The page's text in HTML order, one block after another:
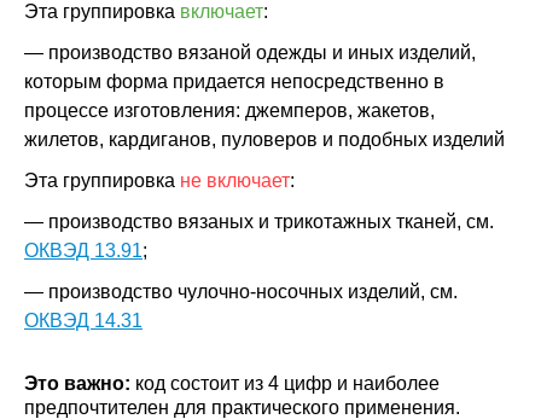
Эта группировка включает:
— производство вязаной одежды и иных изделий,
которым форма придается непосредственно в
процессе изготовления: джемперов, жакетов,
жилетов, кардиганов, пуловеров и подобных изделий
Эта группировка не включает:
— производство вязаных и трикотажных тканей, см.
ОКВЭД 13.91;
— производство чулочно-носочных изделий, см.
ОКВЭД 14.31
Это важно: код состоит из 4 цифр и наиболее
предпочтителен для практического применения.